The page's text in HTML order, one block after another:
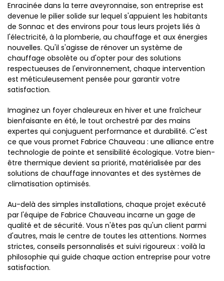
Enracinée dans la terre aveyronnaise, son entreprise est
devenue le pilier solide sur lequel s'appuient les habitants
de Sonnac et des environs pour tous leurs projets liés à
l'électricité, à la plomberie, au chauffage et aux énergies
nouvelles. Qu'il s'agisse de rénover un système de
chauffage obsolète ou d'opter pour des solutions
respectueuses de l'environnement, chaque intervention
est méticuleusement pensée pour garantir votre
satisfaction.
Imaginez un foyer chaleureux en hiver et une fraîcheur
bienfaisante en été, le tout orchestré par des mains
expertes qui conjuguent performance et durabilité. C'est
ce que vous promet Fabrice Chauveau : une alliance entre
technologie de pointe et sensibilité écologique. Votre bien-
être thermique devient sa priorité, matérialisée par des
solutions de chauffage innovantes et des systèmes de
climatisation optimisés.
Au-delà des simples installations, chaque projet exécuté
par l'équipe de Fabrice Chauveau incarne un gage de
qualité et de sécurité. Vous n'êtes pas qu'un client parmi
d'autres, mais le centre de toutes les attentions. Normes
strictes, conseils personnalisés et suivi rigoureux : voilà la
philosophie qui guide chaque action entreprise pour votre
satisfaction.